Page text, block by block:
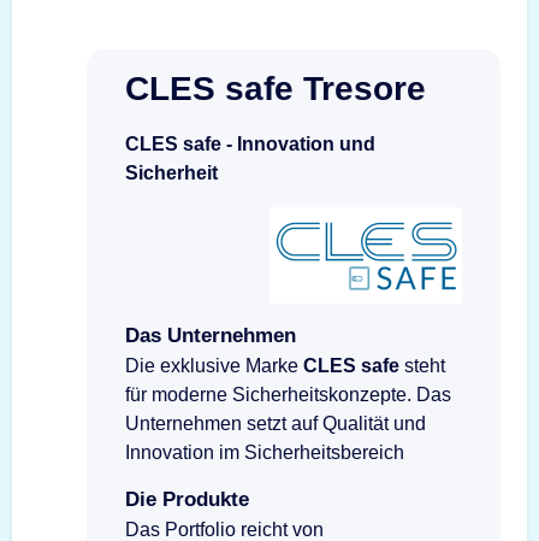
CLES safe Tresore
CLES safe - Innovation und
Sicherheit
Das Unternehmen
Die exklusive Marke CLES safe steht
für moderne Sicherheitskonzepte. Das
Unternehmen setzt auf Qualität und
Innovation im Sicherheitsbereich
Die Produkte
Das Portfolio reicht von